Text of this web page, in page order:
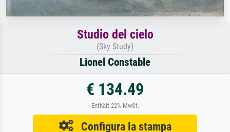
Studio del cielo
(Sky Study)
Lionel Constable
€ 134.49
Enthält 22% MwSt.
Configura la stampa